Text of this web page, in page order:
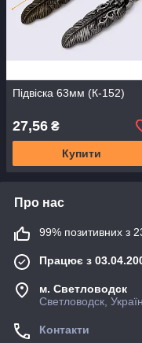
Підвіска 63мм (К-152)
27,56 ₴
Купити
Про нас
99% позитивних з
Працює з
м. Светловодск
Светловодск,
Контакти